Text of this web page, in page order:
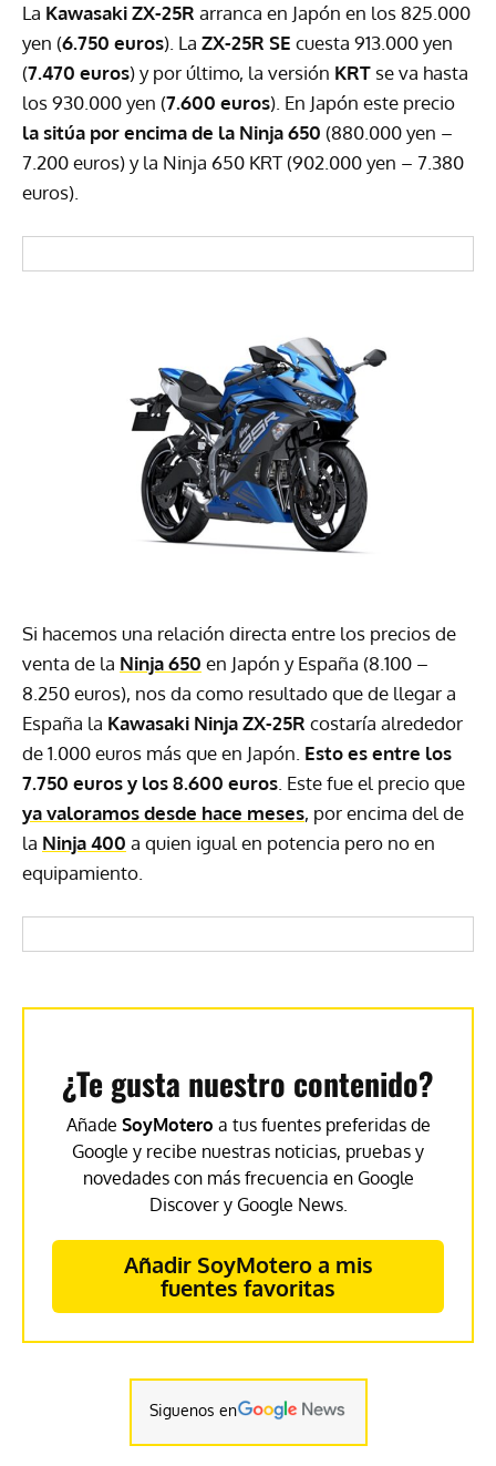
La Kawasaki ZX-25R arranca en Japón en los 825.000
yen (6.750 euros). La ZX-25R SE cuesta 913.000 yen
(7.470 euros) y por último, la versión KRT se va hasta
los 930.000 yen (7.600 euros). En Japón este precio
la sitúa por encima de la Ninja 650 (880.000 yen –
7.200 euros) y la Ninja 650 KRT (902.000 yen – 7.380
euros).
Si hacemos una relación directa entre los precios de
venta de la Ninja 650 en Japón y España (8.100 –
8.250 euros), nos da como resultado que de llegar a
España la Kawasaki Ninja ZX-25R costaría alrededor
de 1.000 euros más que en Japón. Esto es entre los
7.750 euros y los 8.600 euros . Este fue el precio que
ya valoramos desde hace meses, por encima del de
la Ninja 400 a quien igual en potencia pero no en
equipamiento.
¿Te gusta nuestro contenido?
Añade SoyMotero a tus fuentes preferidas de
Google y recibe nuestras noticias, pruebas y
novedades con más frecuencia en Google
Discover y Google News.
Añadir SoyMotero a mis
fuentes favoritas
Siguenos en